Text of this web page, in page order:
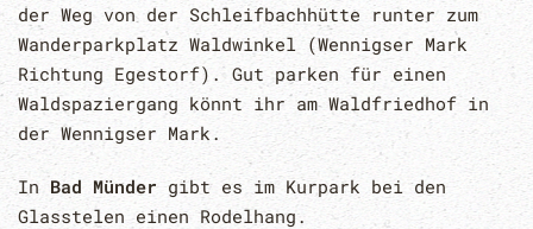
der Weg von der Schleifbachhütte runter zum
Wanderparkplatz Waldwinkel (Wennigser Mark
Richtung Egestorf). Gut parken für einen
Waldspaziergang könnt ihr am Waldfriedhof in
der Wennigser Mark.
In Bad Mündergibt es im Kurpark bei den
Glasstelen einen Rodelhang.